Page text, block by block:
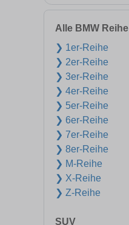
Alle BMW Reihe
❯ 1er-Reihe
❯ 2er-Reihe
❯ 3er-Reihe
❯ 4er-Reihe
❯ 5er-Reihe
❯ 6er-Reihe
❯ 7er-Reihe
❯ 8er-Reihe
❯ M-Reihe
❯ X-Reihe
❯ Z-Reihe
SUV